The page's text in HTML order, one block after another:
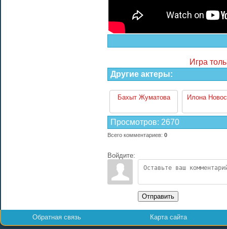
Игра
Другие актеры:
Бахыт Жуматова Илона
Просмотров: 2670
Всего комментариев: 0
Войдите:
Отправить
Обратная связь Карта сайта